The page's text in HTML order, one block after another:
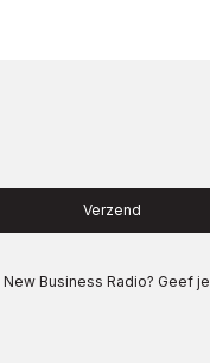
Verzend
New Business Radio? Geef je